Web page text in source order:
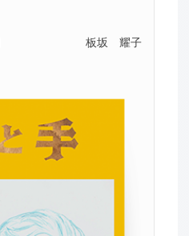
板坂 耀子